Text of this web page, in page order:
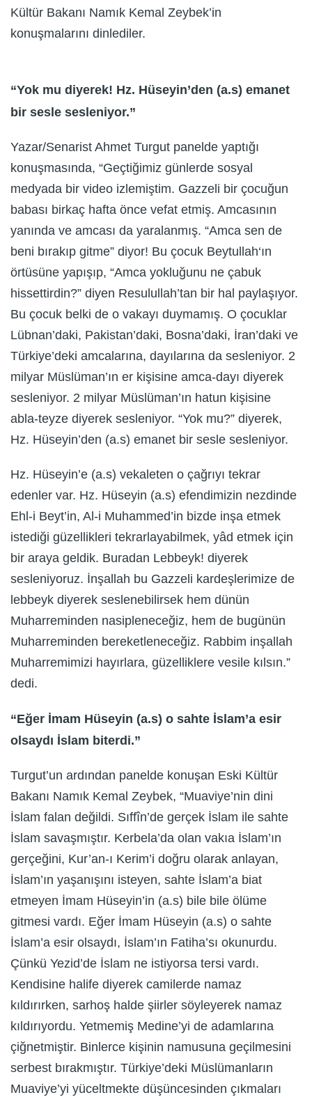
Kültür Bakanı Namık Kemal Zeybek’in
konuşmalarını dinlediler.
“Yok mu diyerek! Hz. Hüseyin’den (a.s) emanet
bir sesle sesleniyor.”
Yazar/Senarist Ahmet Turgut panelde yaptığı
konuşmasında, “Geçtiğimiz günlerde sosyal
medyada bir video izlemiştim. Gazzeli bir çocuğun
babası birkaç hafta önce vefat etmiş. Amcasının
yanında ve amcası da yaralanmış. “Amca sen de
beni bırakıp gitme” diyor! Bu çocuk Beytullah‘ın
örtüsüne yapışıp, “Amca yokluğunu ne çabuk
hissettirdin?” diyen Resulullah’tan bir hal paylaşıyor.
Bu çocuk belki de o vakayı duymamış. O çocuklar
Lübnan’daki, Pakistan’daki, Bosna’daki, İran’daki ve
Türkiye’deki amcalarına, dayılarına da sesleniyor. 2
milyar Müslüman’ın er kişisine amca-dayı diyerek
sesleniyor. 2 milyar Müslüman’ın hatun kişisine
abla-teyze diyerek sesleniyor. “Yok mu?” diyerek,
Hz. Hüseyin’den (a.s) emanet bir sesle sesleniyor.
Hz. Hüseyin’e (a.s) vekaleten o çağrıyı tekrar
edenler var. Hz. Hüseyin (a.s) efendimizin nezdinde
Ehl-i Beyt’in, Al-i Muhammed’in bizde inşa etmek
istediği güzellikleri tekrarlayabilmek, yâd etmek için
bir araya geldik. Buradan Lebbeyk! diyerek
sesleniyoruz. İnşallah bu Gazzeli kardeşlerimize de
lebbeyk diyerek seslenebilirsek hem dünün
Muharreminden nasipleneceğiz, hem de bugünün
Muharreminden bereketleneceğiz. Rabbim inşallah
Muharremimizi hayırlara, güzelliklere vesile kılsın.”
dedi.
“Eğer İmam Hüseyin (a.s) o sahte İslam’a esir
olsaydı İslam biterdi.”
Turgut’un ardından panelde konuşan Eski Kültür
Bakanı Namık Kemal Zeybek, “Muaviye’nin dini
İslam falan değildi. Sıffîn’de gerçek İslam ile sahte
İslam savaşmıştır. Kerbela’da olan vakıa İslam’ın
gerçeğini, Kur’an-ı Kerim’i doğru olarak anlayan,
İslam’ın yaşanışını isteyen, sahte İslam’a biat
etmeyen İmam Hüseyin’in (a.s) bile bile ölüme
gitmesi vardı. Eğer İmam Hüseyin (a.s) o sahte
İslam’a esir olsaydı, İslam’ın Fatiha’sı okunurdu.
Çünkü Yezid’de İslam ne istiyorsa tersi vardı.
Kendisine halife diyerek camilerde namaz
kıldırırken, sarhoş halde şiirler söyleyerek namaz
kıldırıyordu. Yetmemiş Medine’yi de adamlarına
çiğnetmiştir. Binlerce kişinin namusuna geçilmesini
serbest bırakmıştır. Türkiye’deki Müslümanların
Muaviye’yi yüceltmekte düşüncesinden çıkmaları